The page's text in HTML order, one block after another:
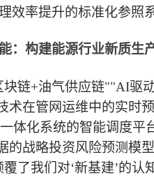
效率提升的标准化参照
：构建能源行业新质生
块链+油气供应链""AI驱
术在管网运维中的实时
体化系统的智能调度平
的战略投资风险预测模型
了我们对‘新基建’的